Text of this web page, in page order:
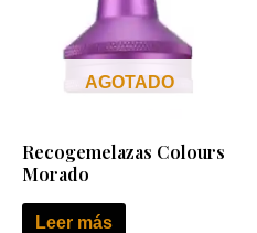
AGOTADO
Recogemelazas Colours
Morado
Leer más